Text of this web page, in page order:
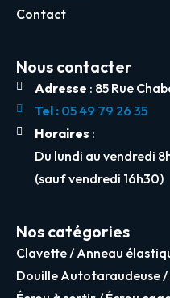
Contact
Nous contacter
Adresse : 85 Rue
Tel :05 49 79 26 35
Horaires :
Du lundi au vendredi
(sauf vendredi 16h30)
Nos catégories
Clavette / Anneau
Douille Autotaraudeuse